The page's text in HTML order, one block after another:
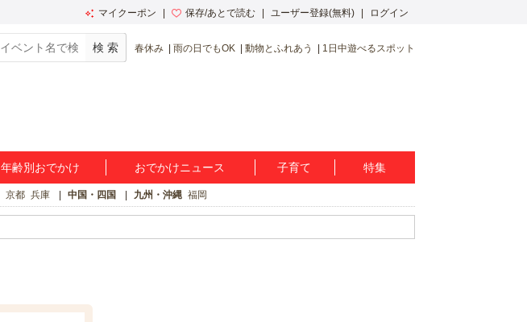
マイクーポン 保存/あとで読む ユーザー登録(無料) ログイン
春休み 雨の日でもOK 動物とふれあう 1日中遊べるスポット
年齢別おでかけ おでかけニュース 子育て 特集
京都 兵庫 中国・四国 九州・沖縄 福岡